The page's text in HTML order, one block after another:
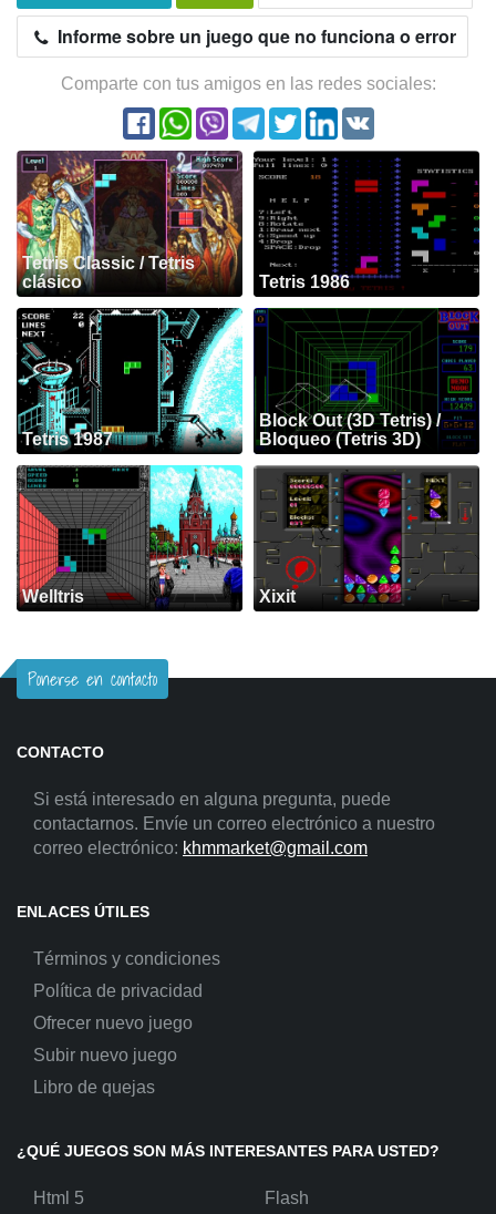
Informe sobre un juego que no funciona o error
Comparte con tus amigos en las redes sociales:
Tetris Classic / Tetris
clásico
Tetris 1986
Tetris 1987
Block Out (3D Tetris) /
Bloqueo (Tetris 3D)
Welltris Xixit
Ponerse en contacto
CONTACTO
Si está interesado en alguna pregunta, puede
contactarnos. Envíe un correo electrónico a nuestro
correo electrónico: khmmarket@gmail.com
ENLACES ÚTILES
Términos y condiciones
Política de privacidad
Ofrecer nuevo juego
Subir nuevo juego
Libro de quejas
¿QUÉ JUEGOS SON MÁS INTERESANTES PARA USTED?
Html 5
Flash